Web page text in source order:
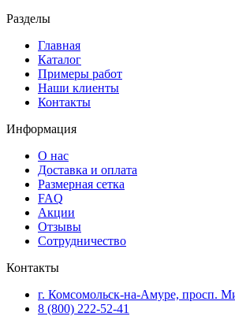
Разделы
Главная
Каталог
Примеры работ
Наши клиенты
Контакты
Информация
О нас
Доставка и оплата
Размерная сетка
FAQ
Акции
Отзывы
Сотрудничество
Контакты
г. Комсомольск-на-Амуре, просп.
8 (800) 222-52-41